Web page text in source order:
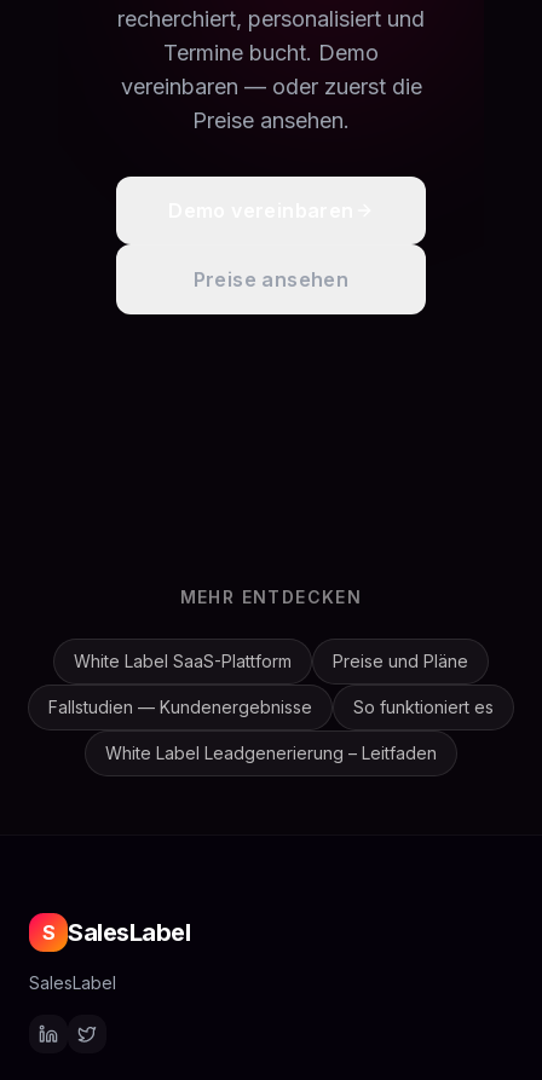
recherchiert, personalisiert und
Termine bucht. Demo
vereinbaren — oder zuerst die
Preise ansehen.
Preise ansehen
MEHR ENTDECKEN
White Label SaaS-Plattform Preise und Pläne
Fallstudien — Kundenergebnisse So funktioniert es
White Label Leadgenerierung – Leitfaden
S SalesLabel
SalesLabel